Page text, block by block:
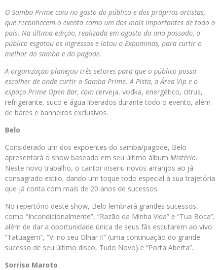
O Samba Prime caiu no gosto do público e dos próprios artistas,
que reconhecem o evento como um dos mais importantes de todo o
país. Na última edição, realizada em agosto do ano passado, o
público esgotou os ingressos e lotou o Expominas, para curtir o
melhor do samba e do pagode.
A organização planejou três setores para que o público possa
escolher de onde curtir o Samba Prime. A Pista, a Área Vip e o
espaço Prime Open Bar, com cerveja, vodka, energético, citrus,
refrigerante, suco e água liberados durante todo o evento, além
de bares e banheiros exclusivos.
Belo
Considerado um dos expoentes do samba/pagode, Belo
apresentará o show baseado em seu último álbum Mistério.
Neste novo trabalho, o cantor inseriu novos arranjos ao já
consagrado estilo, dando um toque todo especial à sua trajetória
que já conta com mais de 20 anos de sucessos.
No repertório deste show, Belo lembrará grandes sucessos,
como “Incondicionalmente”, “Razão da Minha Vida” e “Tua Boca”,
além de dar a oportunidade única de seus fãs escutarem ao vivo
“Tatuagem”, “Vi no seu Olhar II” (uma continuação do grande
sucesso de seu último disco, Tudo Novo) e “Porta Aberta”.
Sorriso Maroto